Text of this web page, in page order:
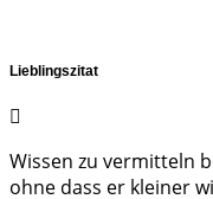
Lieblingszitat
Wissen zu vermitteln
ohne dass er kleiner